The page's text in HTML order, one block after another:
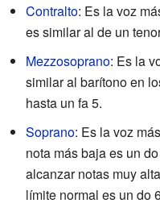
Contralto: Es la voz
es similar al de un
Mezzosoprano: Es la
similar al barítono en
hasta un fa 5.
Soprano: Es la voz
nota más baja es un
alcanzar notas muy
límite normal es un do